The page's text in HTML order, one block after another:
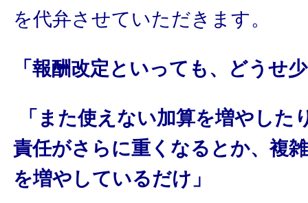
を代弁させていただきます。
「報酬改定といっても、どうせ
「また使えない加算を増やした
責任がさらに重くなるとか、複
を増やしているだけ」